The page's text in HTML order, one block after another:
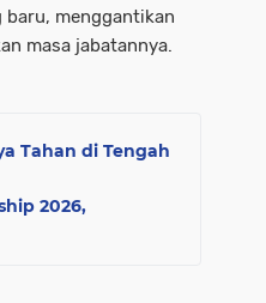
baru, menggantikan
masa jabatannya.
Tahan di Tengah
2026,